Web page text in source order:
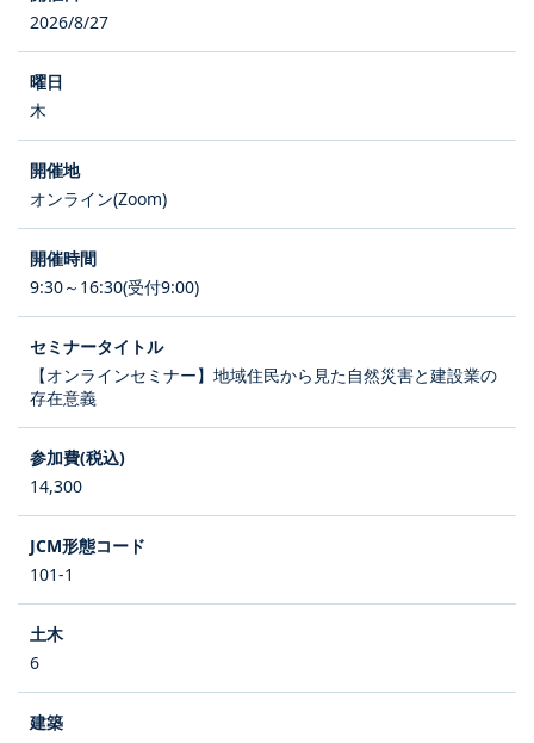
2026/8/27
木
オンライン(Zoom)
9:30～16:30(受付9:00)
【オンラインセミナー】地域住民から見た自然災害と建設業の
存在意義
14,300
101-1
6